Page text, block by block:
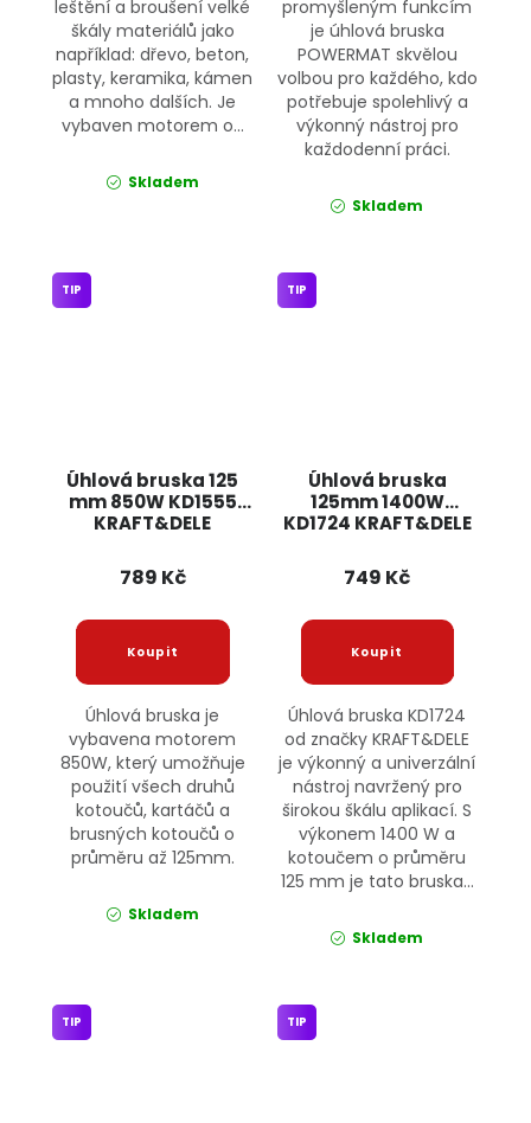
leštění a broušení velké
škály materiálů jako
například: dřevo, beton,
plasty, keramika, kámen
a mnoho dalších. Je
vybaven motorem o...
Skladem
promyšleným funkcím
je úhlová bruska
POWERMAT skvělou
volbou pro každého, kdo
potřebuje spolehlivý a
výkonný nástroj pro
každodenní práci.
Skladem
Úhlová bruska 125
mm 850W KD1555
KRAFT&DELE
TIP
789 Kč
Úhlová bruska je
vybavena motorem
850W, který umožňuje
použití všech druhů
kotoučů, kartáčů a
brusných kotoučů o
průměru až 125mm.
Skladem
Úhlová bruska
125mm 1400W
KD1724 KRAFT&DELE
TIP
749 Kč
Úhlová bruska KD1724
od značky KRAFT&DELE
je výkonný a univerzální
nástroj navržený pro
širokou škálu aplikací. S
výkonem 1400 W a
kotoučem o průměru
125 mm je tato bruska...
Skladem
TIP TIP